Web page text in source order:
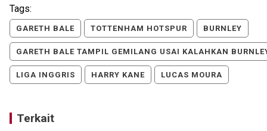
Tags:
GARETH BALE TOTTENHAM HOTSPUR BURNLEY
GARETH BALE TAMPIL GEMILANG USAI KALAHKAN
LIGA INGGRIS HARRY KANE LUCAS MOURA
Terkait